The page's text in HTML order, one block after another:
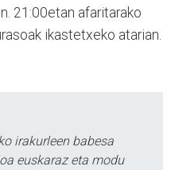
21:00etan afaritarako
ikastetxeko atarian.
irakurleen babesa
euskaraz eta modu